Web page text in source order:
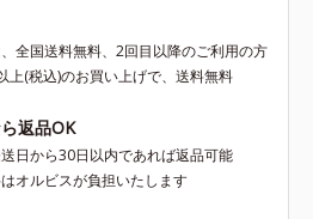
全国送料無料、2回目以降のご利用の方
上(税込)のお買い上げで、送料無料
返品OK
日から30日以内であれば返品可能
オルビスが負担いたします